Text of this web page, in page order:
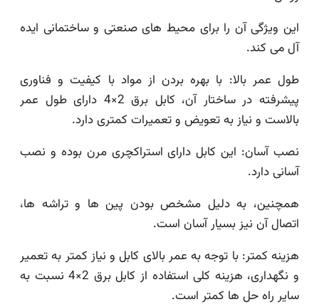
این ویژگی آن را برای محیط های صنعتی و ساختمانی ایده
آل می کند.
طول عمر بالا: با بهره بردن از مواد با کیفیت و فناوری
پیشرفته در ساختار آن، کابل برق 2×4 دارای طول عمر
بالاست و نیاز به تعویض و تعمیرات کمتری دارد.
نصب آسان: این کابل دارای استراکچری مرن بوده و نصب
آسانی دارد.
همچنین، به دلیل مشخص بودن پین ها و تراشه ها،
اتصال آن نیز بسیار آسان است.
هزینه کمتر: با توجه به عمر بالای کابل و نیاز کمتر به تعمیر
و نگهداری، هزینه کلی استفاده از کابل برق 2×4 نسبت به
سایر راه حل ها کمتر است.